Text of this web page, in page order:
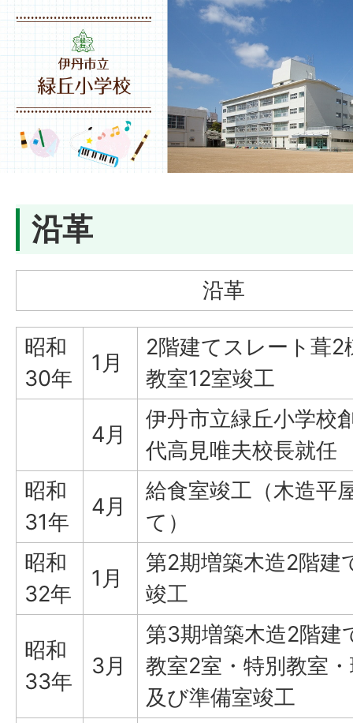
沿革
沿革
昭和
30年
1月
2階建てスレート葺2
教室12室竣工
4月
伊丹市立緑丘小学校
代高見唯夫校長就任
昭和
31年
4月
給食室竣工（木造平
て）
昭和
32年
1月
第2期増築木造2階建
竣工
昭和
33年
3月
第3期増築木造2階建
教室2室・特別教室
及び準備室竣工